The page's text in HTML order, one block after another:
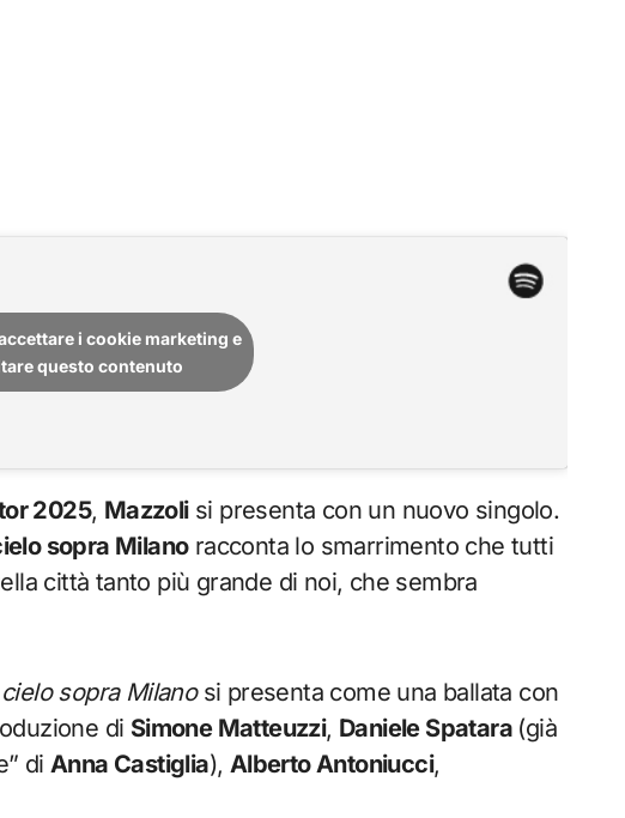
i cookie marketing e
questo contenuto
2025, Mazzolisi presenta con un nuovo singolo.
sopra Milanoracconta lo smarrimento che tutti
città tanto più grande di noi, che sembra
cielo sopra Milanosi presenta come una ballata con
di Simone Matteuzzi, Daniele Spatara (già
di Anna Castiglia), Alberto Antoniucci,